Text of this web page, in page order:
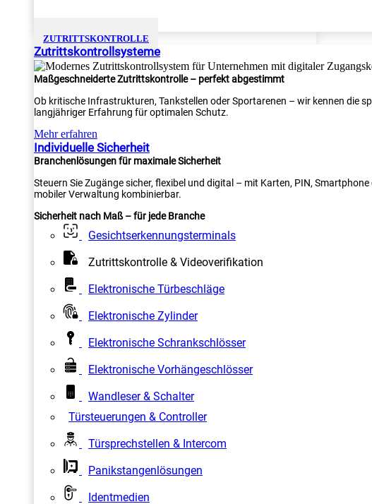
ZUTRITTSKONTROLLE
Zutrittskontrollsysteme
Maßgeschneiderte Zutrittskontrolle – perfekt abgestimmt
Ob kritische Infrastrukturen, Tankstellen oder Sportarenen – wir kennen die
langjähriger Erfahrung für optimalen Schutz.
Mehr erfahren
Individuelle Sicherheit
Branchenlösungen für maximale Sicherheit
Steuern Sie Zugänge sicher, flexibel und digital – mit Karten, PIN,
mobiler Verwaltung kombinierbar.
Sicherheit nach Maß – für jede Branche
Gesichtserkennungsterminals
Zutrittskontrolle & Videoverifikation
Elektronische Türbeschläge
Elektronische Zylinder
Elektronische Schrankschlösser
Elektronische Vorhängeschlösser
Wandleser & Schalter
Türsteuerungen & Controller
Türsprechstellen & Intercom
Panikstangenlösungen
Identmedien